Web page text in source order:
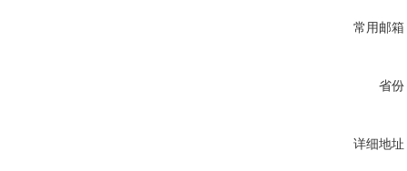
常用邮箱
省份
详细地址